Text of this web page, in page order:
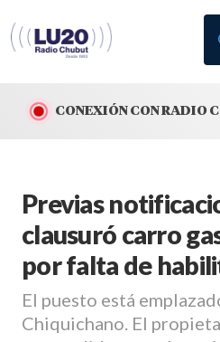
CONEXIÓN CON RADIO
Previas
clausuró carro
por falta de
El puesto está
Chiquichano. El